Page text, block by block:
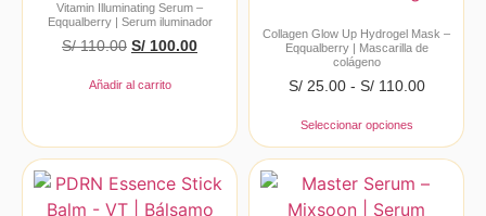
Vitamin Illuminating Serum –
Eqqualberry | Serum iluminador
S/110.00 S/ 100.00
Añadir al carrito
Collagen Glow Up Hydrogel Mask –
Eqqualberry | Mascarilla de
colágeno
S/25.00 - S/110.00
Seleccionar opciones